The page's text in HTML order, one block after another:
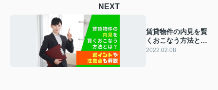
NEXT
賃貸物件の内見を賢
くおこなう方法と
は？ポイントや注意
2022.02.08